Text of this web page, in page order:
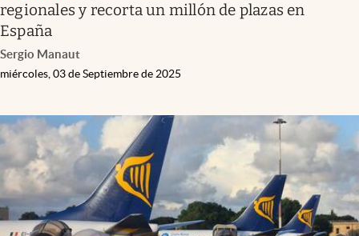
regionales y recorta un millón de plazas en
España
Sergio Manaut
miércoles, 03 de Septiembre de 2025